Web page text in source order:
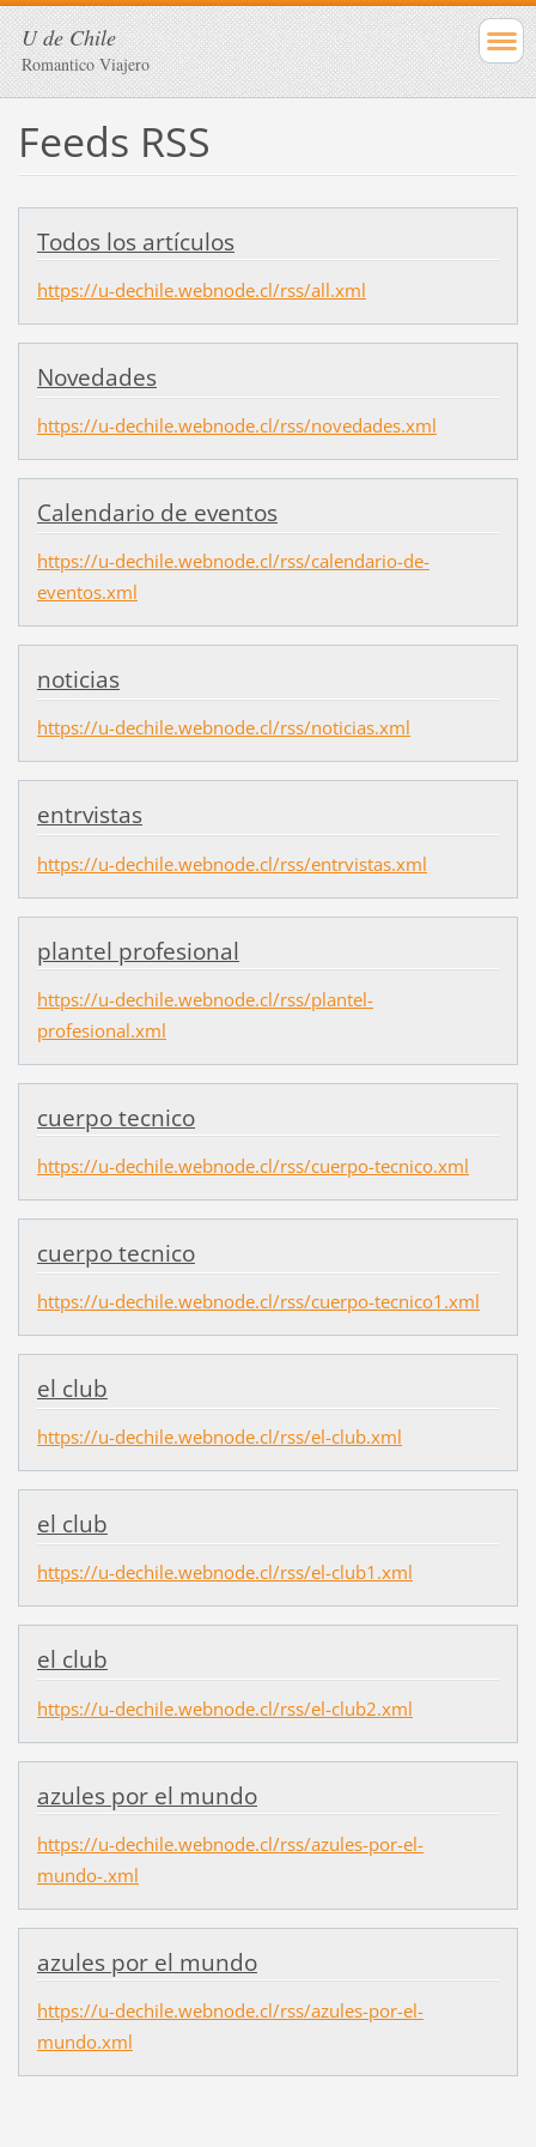
U de Chile
Romantico Viajero
Feeds RSS
Todos los artículos
https://u-dechile.webnode.cl/rss/all.xml
Novedades
https://u-dechile.webnode.cl/rss/novedades.xml
Calendario de eventos
https://u-dechile.webnode.cl/rss/calendario-de-
eventos.xml
noticias
https://u-dechile.webnode.cl/rss/noticias.xml
entrvistas
https://u-dechile.webnode.cl/rss/entrvistas.xml
plantel profesional
https://u-dechile.webnode.cl/rss/plantel-
profesional.xml
cuerpo tecnico
https://u-dechile.webnode.cl/rss/cuerpo-tecnico.xml
cuerpo tecnico
https://u-dechile.webnode.cl/rss/cuerpo-tecnico1.xml
el club
https://u-dechile.webnode.cl/rss/el-club.xml
el club
https://u-dechile.webnode.cl/rss/el-club1.xml
el club
https://u-dechile.webnode.cl/rss/el-club2.xml
azules por el mundo
https://u-dechile.webnode.cl/rss/azules-por-el-
mundo-.xml
azules por el mundo
https://u-dechile.webnode.cl/rss/azules-por-el-
mundo.xml